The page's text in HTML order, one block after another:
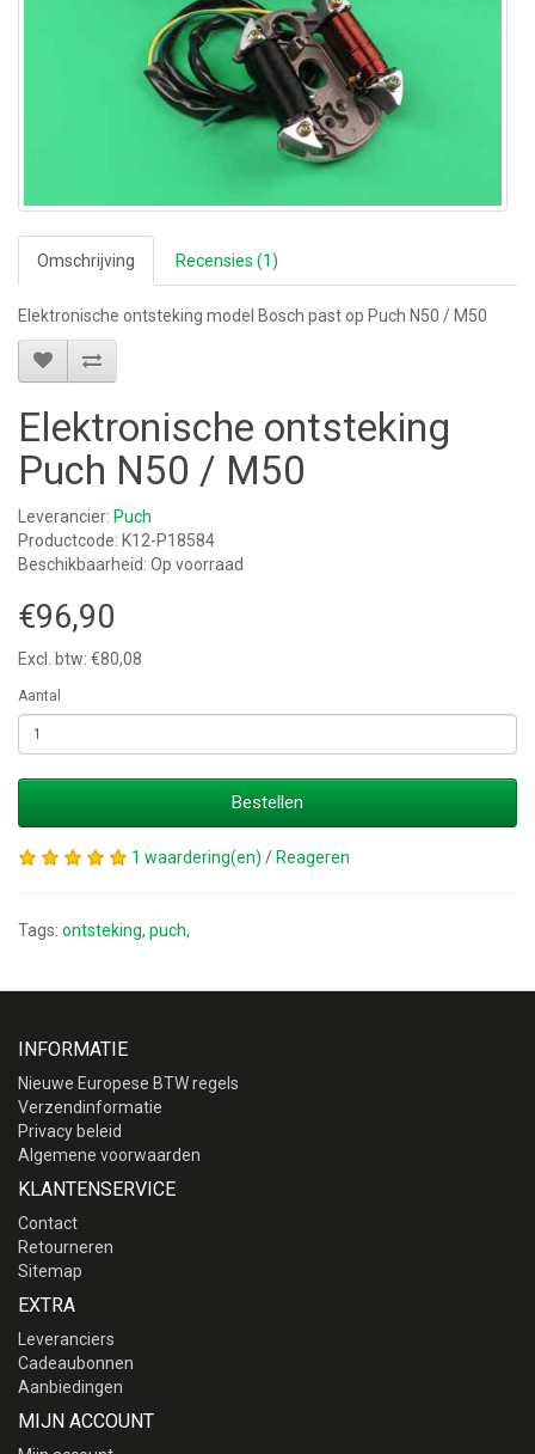
Omschrijving Recensies (1)
Elektronische ontsteking model Bosch past op Puch N50 / M50
Elektronische ontsteking
Puch N50 / M50
Leverancier: Puch
Productcode: K12-P18584
Beschikbaarheid: Op voorraad
€96,90
Excl. btw: €80,08
Aantal
Bestellen
1 waardering(en) / Reageren
Tags: ontsteking, puch,
INFORMATIE
Nieuwe Europese BTW regels
Verzendinformatie
Privacy beleid
Algemene voorwaarden
KLANTENSERVICE
Contact
Retourneren
Sitemap
EXTRA
Leveranciers
Cadeaubonnen
Aanbiedingen
MIJN ACCOUNT